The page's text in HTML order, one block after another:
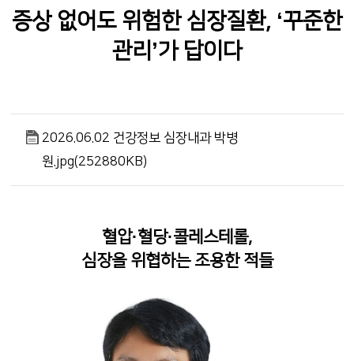
증상 없어도 위험한 심장질환, ‘꾸준한
관리’가 답이다
2026.06.02 건강정보 심장내과 박병
원.jpg(252880KB)
혈압·혈당·콜레스테롤,
심장을 위협하는 조용한 적들